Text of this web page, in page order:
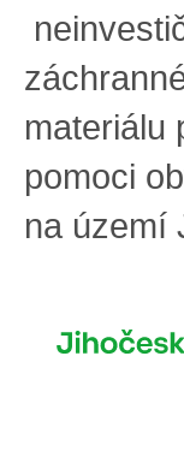
materiálu
pomoci
na území